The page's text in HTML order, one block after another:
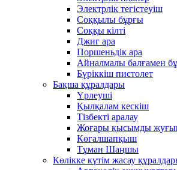
Электрлік тегістеуіш
Соққылы бұрғы
Соққы кілті
Джиг ара
Поршеньдік ара
Айналмалы балғамен
Бүріккіш пистолет
Бақша құралдары
Үрлеуші
Қылқалам кескіш
Тізбекті аралау
Жоғары қысымды
Көгалшапқыш
Тұман Шаңшы
Көлікке күтім жасау